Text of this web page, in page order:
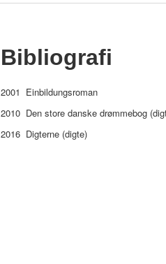
Bibliografi
2001 Einbildungsroman
2010 Den store danske drømmebog
2016 Digterne (digte)